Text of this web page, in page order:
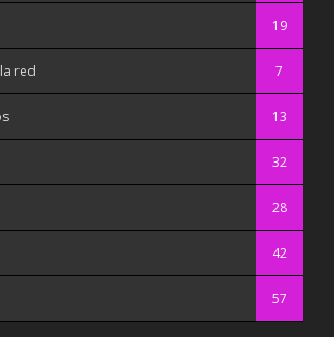
19
red 7
13
32
28
42
57